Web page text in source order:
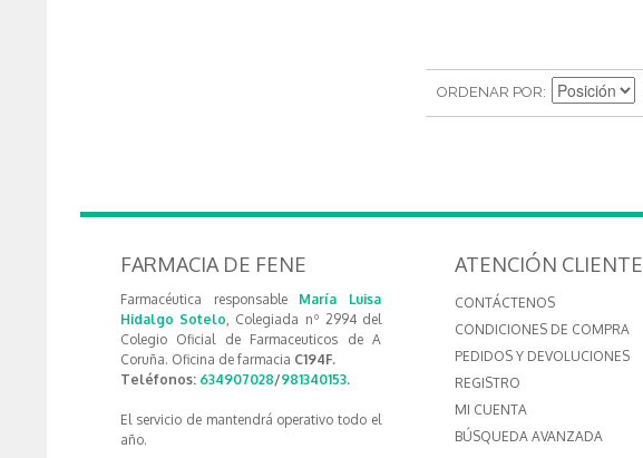
ORDENAR POR
FARMACIA DE FENE
Farmacéutica responsable María Luisa
Hidalgo Sotelo, Colegiada nº 2994 del
Colegio Oficial de Farmaceuticos de A
Coruña. Oficina de farmacia C194F.
Teléfonos: 634907028/981340153.
El servicio de mantendrá operativo todo el
año.
ATENCIÓN CLIENTE
CONTÁCTENOS
CONDICIONES DE COMPRA
PEDIDOS Y DEVOLUCIONES
REGISTRO
MI CUENTA
BÚSQUEDA AVANZADA